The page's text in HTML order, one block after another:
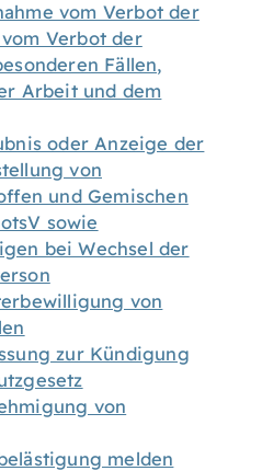
vom Verbot der
Verbot der
Fällen,
Arbeit und dem
oder Anzeige der
von
und Gemischen
sowie
bei Wechsel der
von
zur Kündigung
von
melden